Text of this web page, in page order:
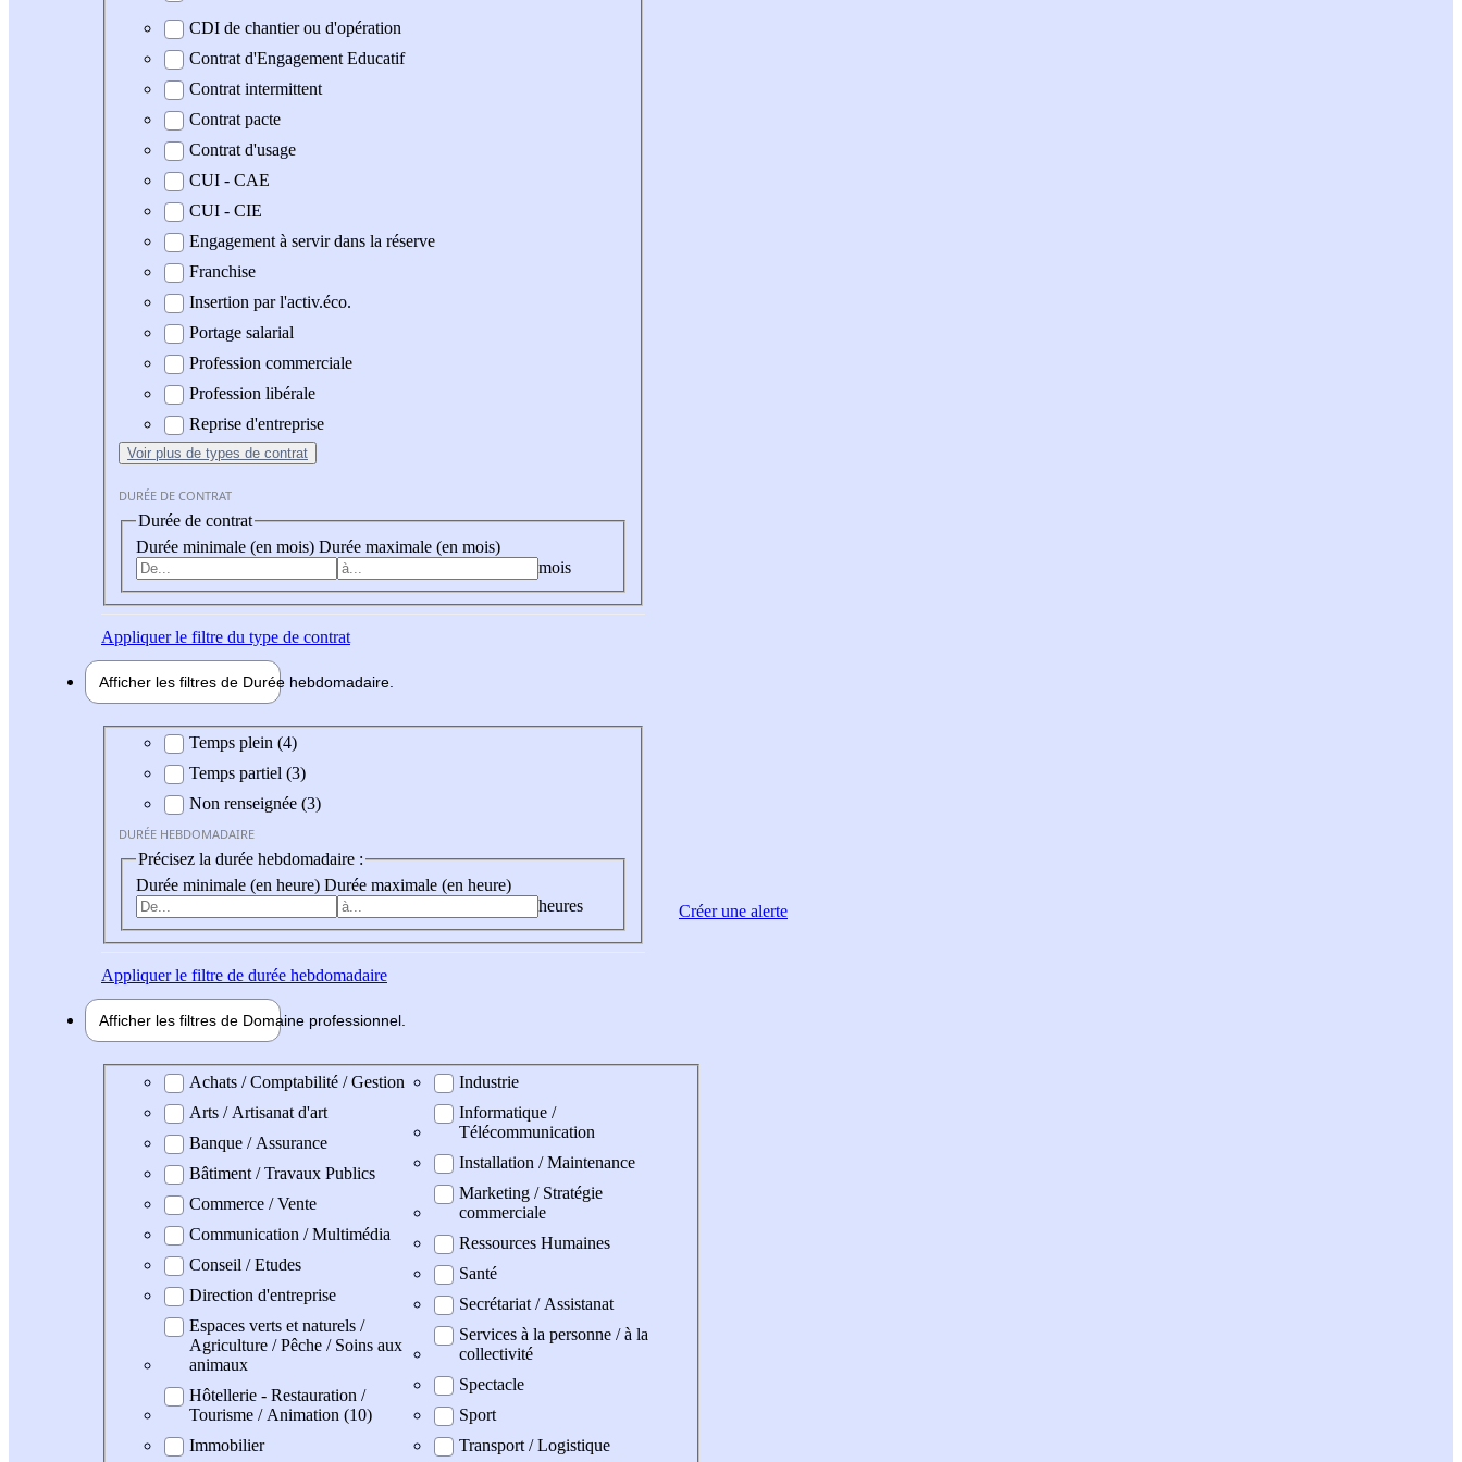
CDI de chantier ou d'opération
Contrat d'Engagement Educatif
Contrat intermittent
Contrat pacte
Contrat d'usage
CUI - CAE
CUI - CIE
Engagement à servir dans la réserve
Franchise
Insertion par l'activ.éco.
Portage salarial
Profession commerciale
Profession libérale
Reprise d'entreprise
Voir plus de types de contrat
DURÉE DE CONTRAT
Durée de contrat
Durée minimale (en mois) Durée maximale (en mois)
mois
Appliquerle filtre du type de contrat
Afficher les filtres de Durée hebdomadaire
Durée hebdomadaire
Temps plein (4)
Temps partiel (3)
Non renseignée (3)
DURÉE HEBDOMADAIRE
Précisez la durée hebdomadaire :
Durée minimale (en heure) Durée maximale (en heure)
heures
Appliquerle filtre de durée hebdomadaire
Afficher les filtres de Domaine professionnel
Domaine professionel
Achats / Comptabilité / Gestion
Arts / Artisanat d'art
Banque / Assurance
Bâtiment / Travaux Publics
Commerce / Vente
Communication / Multimédia
Conseil / Etudes
Direction d'entreprise
Espaces verts et naturels /
Agriculture / Pêche / Soins aux
animaux
Hôtellerie - Restauration /
Tourisme / Animation (10)
Immobilier
Industrie
Informatique /
Télécommunication
Installation / Maintenance
Marketing / Stratégie
commerciale
Ressources Humaines
Santé
Secrétariat / Assistanat
Services à la personne / à la
collectivité
Spectacle
Sport
Transport / Logistique
Créer une alerte